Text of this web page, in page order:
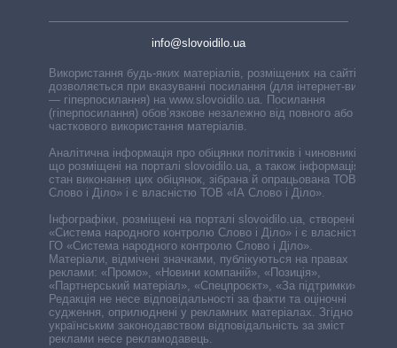
info@slovoidilo.ua
Використання будь-яких матеріалів, розміщених на сайті,
дозволяється при вказуванні посилання (для інтернет-видань
— гіперпосилання) на www.slovoidilo.ua. Посилання
(гіперпосилання) обов’язкове незалежно від повного або
часткового використання матеріалів.
Аналітична інформація про обіцянки політиків і чиновників,
що розміщені на порталі slovoidilo.ua, а також інформація про
стан виконання цих обіцянок, зібрана й опрацьована ТОВ «ІА
Слово і Діло» і є власністю ТОВ «ІА Слово і Діло».
Інфографіки, розміщені на порталі slovoidilo.ua, створені ГО
«Система народного контролю Слово і Діло» і є власністю
ГО «Система народного контролю Слово і Діло».
Матеріали, відмічені значками, публікуються на правах
реклами: «Промо», «Новини компаній», «Позиція»,
«Партнерський матеріал», «Спецпроєкт», «За підтримки».
Редакція не несе відповідальності за факти та оціночні
судження, оприлюднені у рекламних матеріалах. Згідно з
українським законодавством відповідальність за зміст
реклами несе рекламодавець.